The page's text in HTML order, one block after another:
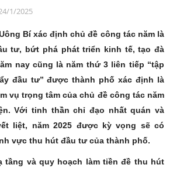
1/2025
Bí xác định chủ đề công tác năm là
tư, bứt phá phát triển kinh tế, tạo đà
nay cũng là năm thứ 3 liên tiếp “tập
đầu tư” được thành phố xác định là
vụ trọng tâm của chủ đề công tác năm
Với tinh thần chỉ đạo nhất quán và
liệt, năm 2025 được kỳ vọng sẽ có
vực thu hút đầu tư của thành phố.
tầng và quy hoạch làm tiền đề thu hút